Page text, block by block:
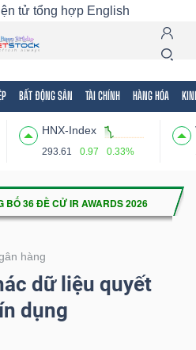
tử tổng hợp English
BẤT ĐỘNG SẢN TÀI CHÍNH HÀNG HÓA
HNX-Index
293.61 0.97 0.33%
hàng
dữ liệu quyết
dụng
Mã chứng khoán